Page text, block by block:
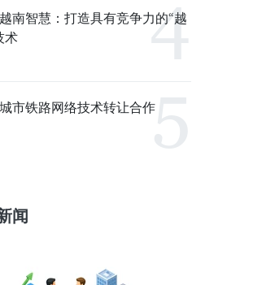
南智慧：打造具有竞争力的“越
术
市铁路网络技术转让合作
闻